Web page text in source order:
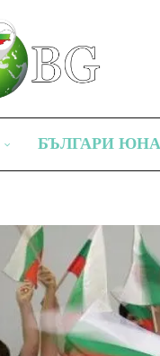
БЪЛГАРИ